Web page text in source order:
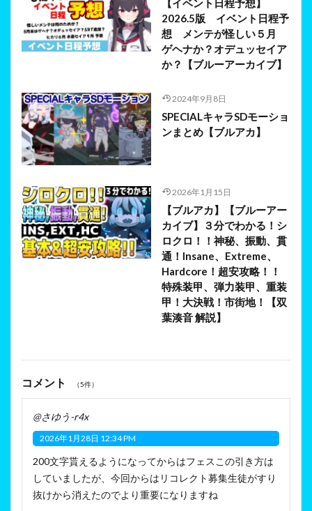
【イベント日程予想】
2026.5版 イベント日程予
想 メンテが怪しい５月
ゲヘナか？オデュッセイア
か？【ブルーアーカイブ】
2024年9月8日
SPECIALキャラSDモーショ
ンまとめ【ブルアカ】
2026年1月15日
【ブルアカ】【ブルーアー
カイブ】３分でわかる！シ
ロクロ！！神秘、振動、貫
通！Insane、Extreme、
Hardcore！超安攻略！！
特殊装甲、弾力装甲、重装
甲！大決戦！市街地！【双
葉湊音 解説】
コメント （5件）
@さゆう-r4x
2026年1月28日 12:34 PM
200文字貰えるようになってからはフェスこの引き方は
していましたが、今回からはリコレクト募集生徒がすり
抜けから消えたのでより重要になりますね